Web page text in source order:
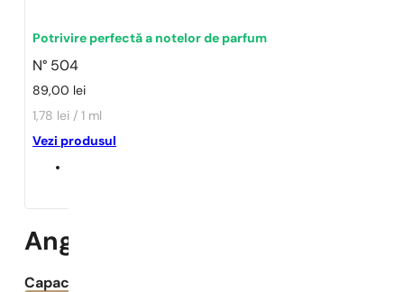
Potrivire perfectă a notelor de parfum
N° 504
89,00 lei
1,78 lei / 1 ml
Vezi produsul
Ange Ou Demon Le Secret
Capacitate: